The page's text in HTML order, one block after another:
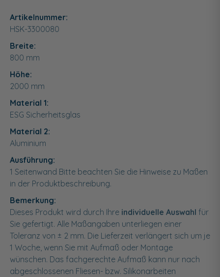
Artikelnummer:
HSK-3300080
Breite:
800 mm
Höhe:
2000 mm
Material 1:
ESG Sicherheitsglas
Material 2:
Aluminium
Ausführung:
1 Seitenwand Bitte beachten Sie die Hinweise zu Maßen
in der Produktbeschreibung.
Bemerkung:
Dieses Produkt wird durch Ihre individuelle Auswahl für
Sie gefertigt. Alle Maßangaben unterliegen einer
Toleranz von ± 2 mm. Die Lieferzeit verlängert sich um je
1 Woche, wenn Sie mit Aufmaß oder Montage
wünschen. Das fachgerechte Aufmaß kann nur nach
abgeschlossenen Fliesen- bzw. Silikonarbeiten